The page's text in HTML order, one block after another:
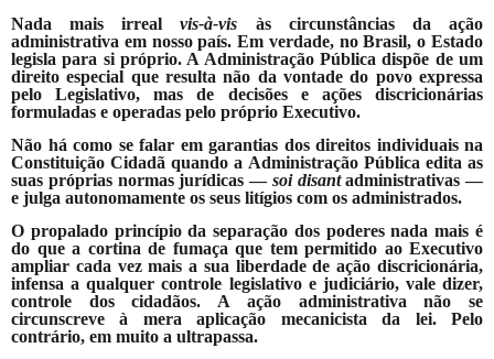
Nada mais irrealvis-à-vis às circunstâncias da ação
administrativa em nosso país. Em verdade, no Brasil, o Estado
legisla para si próprio. A Administração Pública dispõe de um
direito especial que resulta não da vontade do povo expressa
pelo Legislativo, mas de decisões e ações discricionárias
formuladas e operadas pelo próprio Executivo.
Não há como se falar em garantias dos direitos individuais na
Constituição Cidadã quando a Administração Pública edita as
suas próprias normas jurídicas — soi disantadministrativas —
e julga autonomamente os seus litígios com os administrados.
O propalado princípio da separação dos poderes nada mais é
do que a cortina de fumaça que tem permitido ao Executivo
ampliar cada vez mais a sua liberdade de ação discricionária,
infensa a qualquer controle legislativo e judiciário, vale dizer,
controle dos cidadãos. A ação administrativa não se
circunscreve à mera aplicação mecanicista da lei. Pelo
contrário, em muito a ultrapassa.